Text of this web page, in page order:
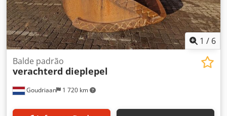
1 / 6
Goudriaan 1 720 km
Balde padrão
verachterd dieplepel